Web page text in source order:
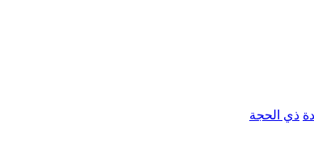
ذي الحجة